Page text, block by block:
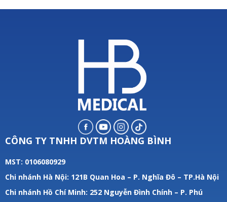
CÔNG TY TNHH DVTM HOÀNG BÌNH
MST: 0106080929
Chi nhánh Hà Nội: 121B Quan Hoa – P. Nghĩa Đô – TP.Hà Nội
Chi nhánh Hồ Chí Minh: 252 Nguyễn Đình Chính – P. Phú